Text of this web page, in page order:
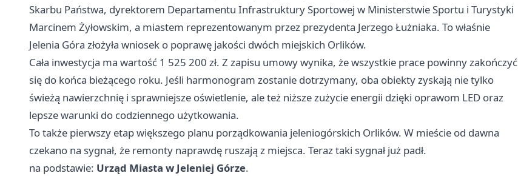
Skarbu Państwa, dyrektorem Departamentu Infrastruktury Sportowej w Ministerstwie Sportu i Turystyki
Marcinem Żyłowskim, a miastem reprezentowanym przez prezydenta Jerzego Łużniaka. To właśnie
Jelenia Góra złożyła wniosek o poprawę jakości dwóch miejskich Orlików.
Cała inwestycja ma wartość 1 525 200 zł. Z zapisu umowy wynika, że wszystkie prace powinny zakończyć
się do końca bieżącego roku. Jeśli harmonogram zostanie dotrzymany, oba obiekty zyskają nie tylko
świeżą nawierzchnię i sprawniejsze oświetlenie, ale też niższe zużycie energii dzięki oprawom LED oraz
lepsze warunki do codziennego użytkowania.
To także pierwszy etap większego planu porządkowania jeleniogórskich Orlików. W mieście od dawna
czekano na sygnał, że remonty naprawdę ruszają z miejsca. Teraz taki sygnał już padł.
na podstawie: Urząd Miasta w Jeleniej Górze.